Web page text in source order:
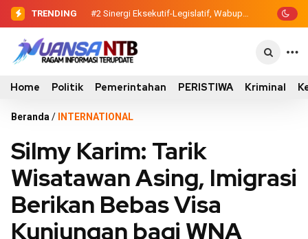
TRENDING #2 Sinergi Eksekutif-Legislatif, Wabup
Ansori Serahkan Tujuh Kontainer
#3 Evaluasi Perencanaan
Pembangunan 2026, Pemkab Sumbawa
…
Home Politik Pemerintahan PERISTIWA Kriminal
Beranda / INTERNATIONAL
Silmy Karim: Tarik
Wisatawan Asing, Imigrasi
Berikan Bebas Visa
Kunjungan bagi WNA